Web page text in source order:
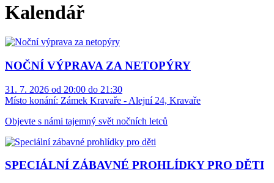
Kalendář
NOČNÍ VÝPRAVA ZA NETOPÝRY
31. 7. 2026 od 20:00 do 21:30
Místo konání: Zámek Kravaře - Alejní 24, Kravaře
Objevte s námi tajemný svět nočních letců
SPECIÁLNÍ ZÁBAVNÉ PROHLÍDKY PRO DĚTI